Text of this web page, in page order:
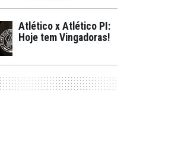
Atlético x Atlético PI:
Hoje tem Vingadoras!